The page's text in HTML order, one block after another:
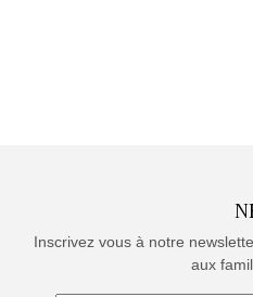
Inscrivez vous à notre
aux